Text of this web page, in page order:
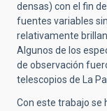
densas) con el fin
fuentes variables
relativamente
Algunos de los
de observación
telescopios de La
Con este trabajo se